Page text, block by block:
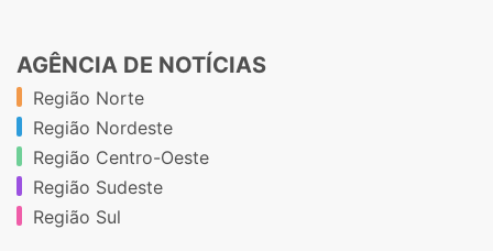
AGÊNCIA DE NOTÍCIAS
Região Norte
Região Nordeste
Região Centro-Oeste
Região Sudeste
Região Sul